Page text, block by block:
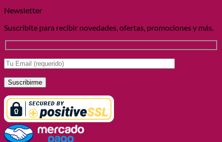
Newsletter
Suscribite para recibir novedades, ofertas, promociones y más.